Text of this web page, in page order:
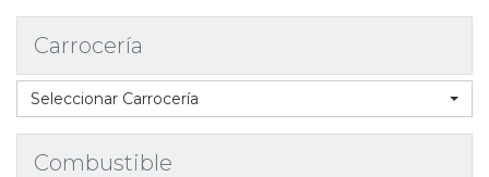
Carrocería
Seleccionar Carrocería
Combustible